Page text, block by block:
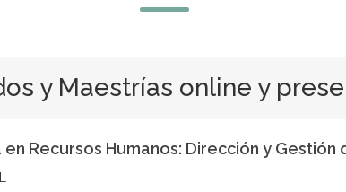
y Maestrías online y
Recursos Humanos: Dirección y Gestión